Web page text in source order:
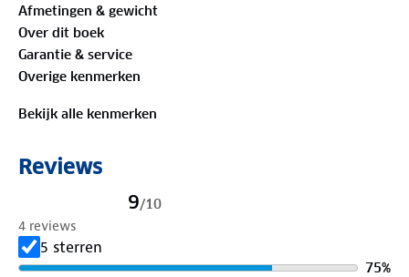
routes, overnachtingsplekken en vervoer. Bezoek de
verborgen parels waar de meeste toeristen aan
voorbijlopen. Achter in de handzame gids zit een
uitneembare kaart, zodat je altijd de juiste weg
vindt. Ga jij Puglia écht ontdekken?
Afmetingen & gewicht
Over dit boek
Garantie & service
Overige kenmerken
Bekijk alle kenmerken
Reviews
9/10
4 reviews
5 sterren
75%